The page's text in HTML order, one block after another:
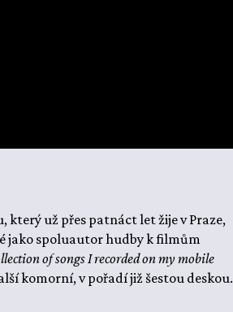
který už přes patnáct let žije v Praze,
jako spoluautor hudby k filmům
of songs I recorded on my mobile
komorní, v pořadí již šestou deskou.